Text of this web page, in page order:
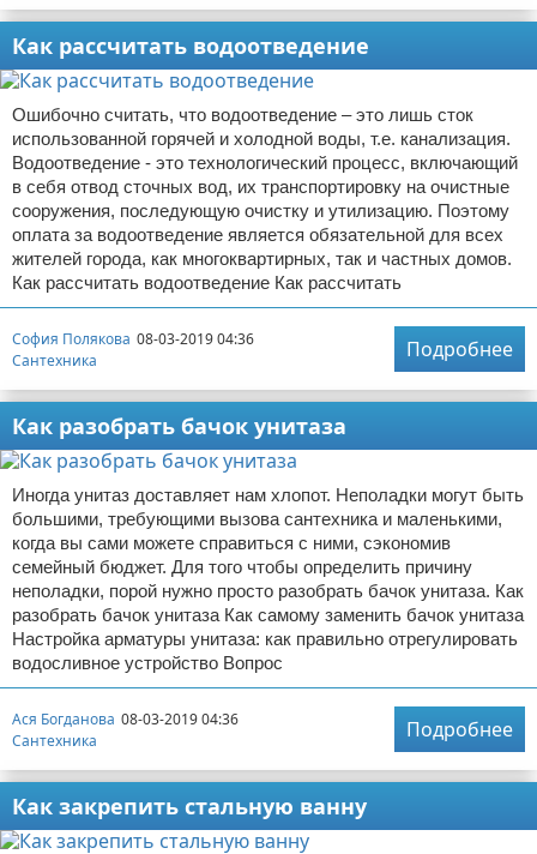
Как рассчитать водоотведение
Ошибочно считать, что водоотведение – это лишь сток
использованной горячей и холодной воды, т.е. канализация.
Водоотведение - это технологический процесс, включающий
в себя отвод сточных вод, их транспортировку на очистные
сооружения, последующую очистку и утилизацию. Поэтому
оплата за водоотведение является обязательной для всех
жителей города, как многоквартирных, так и частных домов.
Как рассчитать водоотведение Как рассчитать
София Полякова 08-03-2019 04:36
Сантехника
Подробнее
Как разобрать бачок унитаза
Иногда унитаз доставляет нам хлопот. Неполадки могут быть
большими, требующими вызова сантехника и маленькими,
когда вы сами можете справиться с ними, сэкономив
семейный бюджет. Для того чтобы определить причину
неполадки, порой нужно просто разобрать бачок унитаза. Как
разобрать бачок унитаза Как самому заменить бачок унитаза
Настройка арматуры унитаза: как правильно отрегулировать
водосливное устройство Вопрос
Ася Богданова 08-03-2019 04:36
Сантехника
Подробнее
Как закрепить стальную ванну